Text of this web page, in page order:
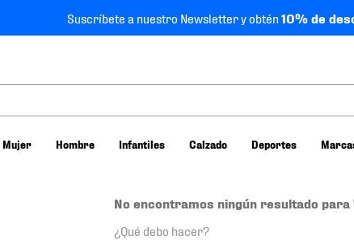
Suscríbete a nuestro Newsletter y obtén10% de
Mujer Hombre Infantiles Calzado Deportes
No encontramos ningún resultado para
¿Qué debo hacer?